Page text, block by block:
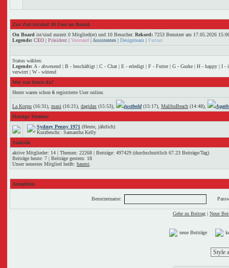
Zur Zeit ist/sind 10 User on Board.
On Board ist/sind zurzeit 0 Mitglied(er) und 10 Besucher. Rekord: 7253 Benutzer am 17.05.2026
Legende: CEO | Präsident | Vorstand | Assistenten | Designteam | Partner
Status wählen:
Legende: A - abwesend | B - beschäftigt | C - Chat | E - erledigt | F - Futter | G - Gurke | H - happy | I
verwirrt | W - wütend
Wer war heute da?
Heute waren schon 6 registrierte User online.
La Korpu (16:31), maxi (16:21), dagidax (15:53), justbold (15:17), MalibuBeach (14:48),
Heutige Termine
Sydney Penny 1971 (Heute, jährlich)
Kurzbeschr.: Samantha Kelly
Statistik
aktive Mitglieder: 14 | Themen: 22268 | Beiträge: 497429 (durchschnittlich 67.23 Beiträge/Tag)
Beiträge heute: 7 | Beiträge gestern: 18
Unser neuestes Mitglied heißt: haumi
Anmelden
Benutzername:
Gehe zu Beitrag | Neue
neue Beiträge